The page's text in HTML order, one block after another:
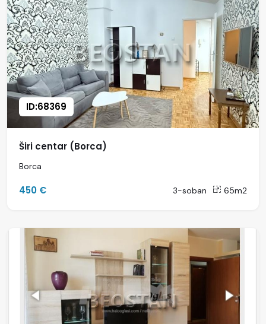
ID:68369
Širi centar (Borca)
Borca
450 € 3-soban 65m2